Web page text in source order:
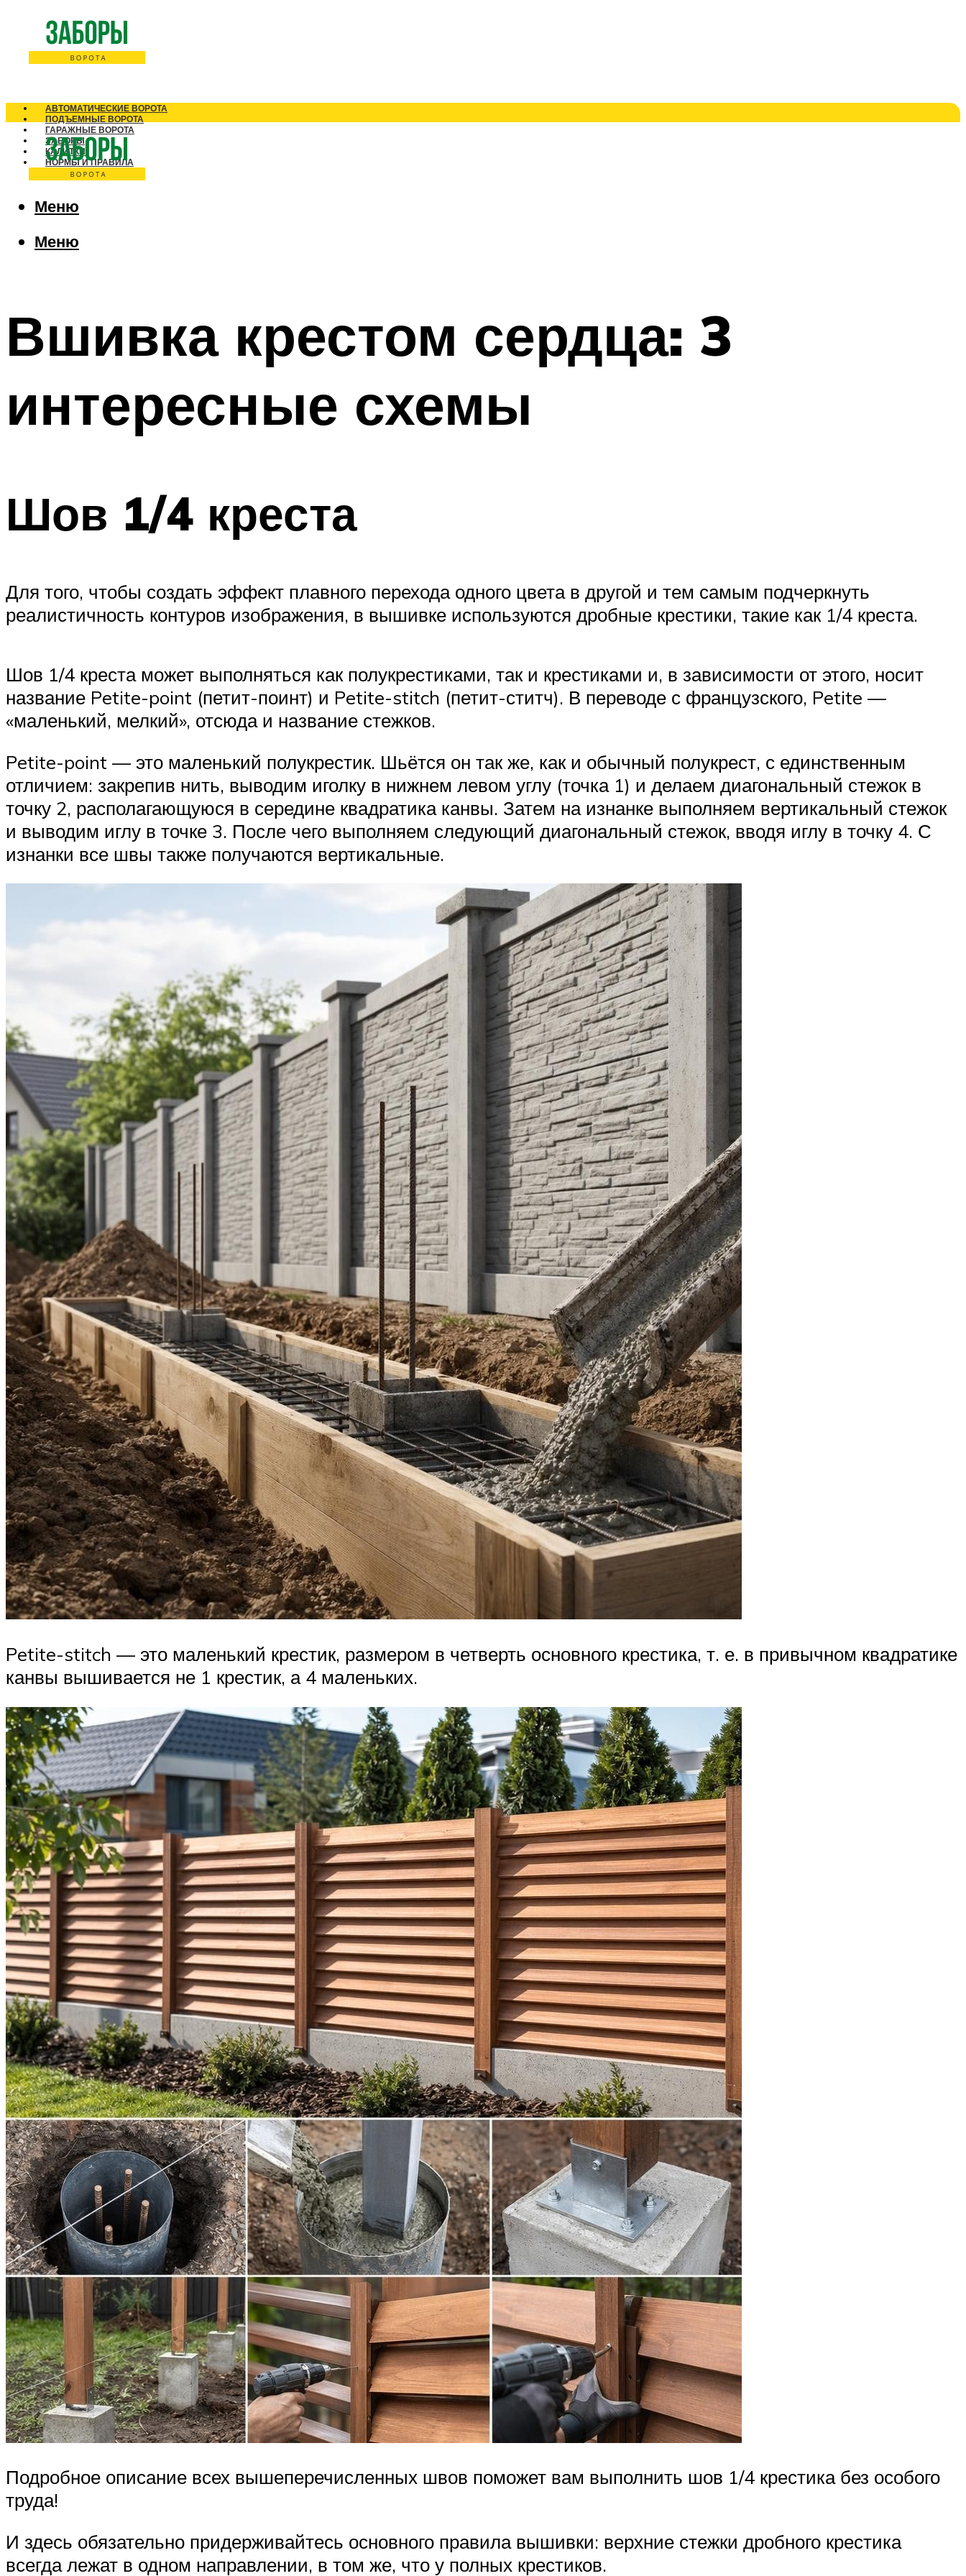
АВТОМАТИЧЕСКИЕ ВОРОТА
ПОДЪЕМНЫЕ ВОРОТА
ГАРАЖНЫЕ ВОРОТА
ЗАБОРЫ
КАЛИТКИ
НОРМЫ И ПРАВИЛА
Меню
Меню
Вшивка крестом сердца: 3
интересные схемы
Шов 1/4 креста
Для того, чтобы создать эффект плавного перехода одного цвета в другой и тем самым подчеркнуть
реалистичность контуров изображения, в вышивке используются дробные крестики, такие как 1/4 креста.
Шов 1/4 креста может выполняться как полукрестиками, так и крестиками и, в зависимости от этого, носит
название Petite-point (петит-поинт) и Petite-stitch (петит-ститч). В переводе с французского, Petite —
«маленький, мелкий», отсюда и название стежков.
Petite-point — это маленький полукрестик. Шьётся он так же, как и обычный полукрест, с единственным
отличием: закрепив нить, выводим иголку в нижнем левом углу (точка 1) и делаем диагональный стежок в
точку 2, располагающуюся в середине квадратика канвы. Затем на изнанке выполняем вертикальный стежок
и выводим иглу в точке 3. После чего выполняем следующий диагональный стежок, вводя иглу в точку 4. С
изнанки все швы также получаются вертикальные.
Petite-stitch — это маленький крестик, размером в четверть основного крестика, т. е. в привычном квадратике
канвы вышивается не 1 крестик, а 4 маленьких.
Подробное описание всех вышеперечисленных швов поможет вам выполнить шов 1/4 крестика без особого
труда!
И здесь обязательно придерживайтесь основного правила вышивки: верхние стежки дробного крестика
всегда лежат в одном направлении, в том же, что у полных крестиков.